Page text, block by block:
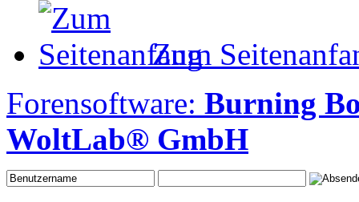
Zum
Forensoftware: Burning
WoltLab® GmbH